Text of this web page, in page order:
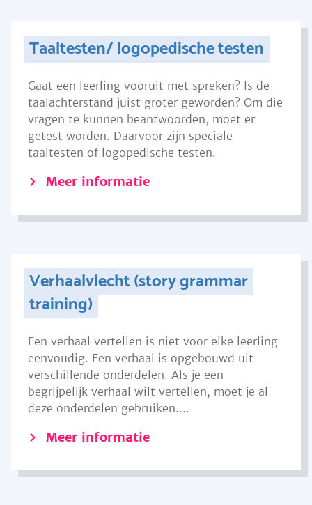
Taaltesten/ logopedische testen
Gaat een leerling vooruit met spreken? Is de
taalachterstand juist groter geworden? Om die
vragen te kunnen beantwoorden, moet er
getest worden. Daarvoor zijn speciale
taaltesten of logopedische testen.
Meer informatie
Verhaalvlecht (story grammar
training)
Een verhaal vertellen is niet voor elke leerling
eenvoudig. Een verhaal is opgebouwd uit
verschillende onderdelen. Als je een
begrijpelijk verhaal wilt vertellen, moet je al
deze onderdelen gebruiken....
Meer informatie